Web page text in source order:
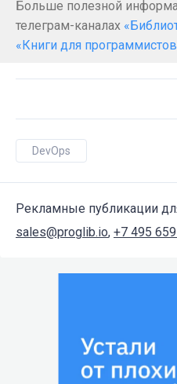
Больше полезной
телеграм-каналах
«Книги для
DevOps
Рекламные публикации
sales@proglib.io, +7 495